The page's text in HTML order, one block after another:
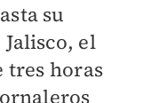
su
el
tres horas